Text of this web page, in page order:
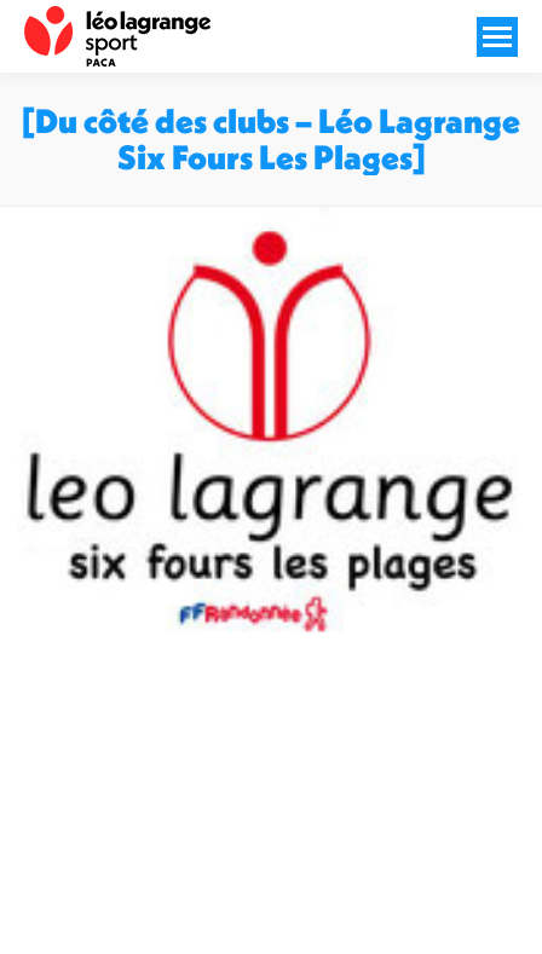
[Du côté des clubs – Léo Lagrange
Six Fours Les Plages]